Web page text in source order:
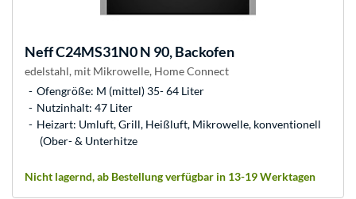
NeffC24MS31N0 N 90, Backofen
edelstahl, mit Mikrowelle, Home Connect
Ofengröße: M (mittel) 35- 64 Liter
Nutzinhalt: 47 Liter
Heizart: Umluft, Grill, Heißluft, Mikrowelle, konventionell
(Ober- & Unterhitze
Nicht lagernd, ab Bestellung verfügbar in 13-19 Werktagen